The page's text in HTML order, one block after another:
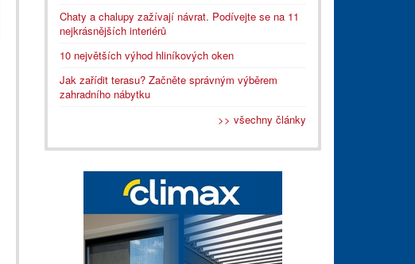
Chaty a chalupy zažívají návrat. Podívejte se na 11
nejkrásnějších interiérů
10 největších výhod hliníkových oken
Jak zařídit terasu? Začněte správným výběrem
zahradního nábytku
>> všechny články